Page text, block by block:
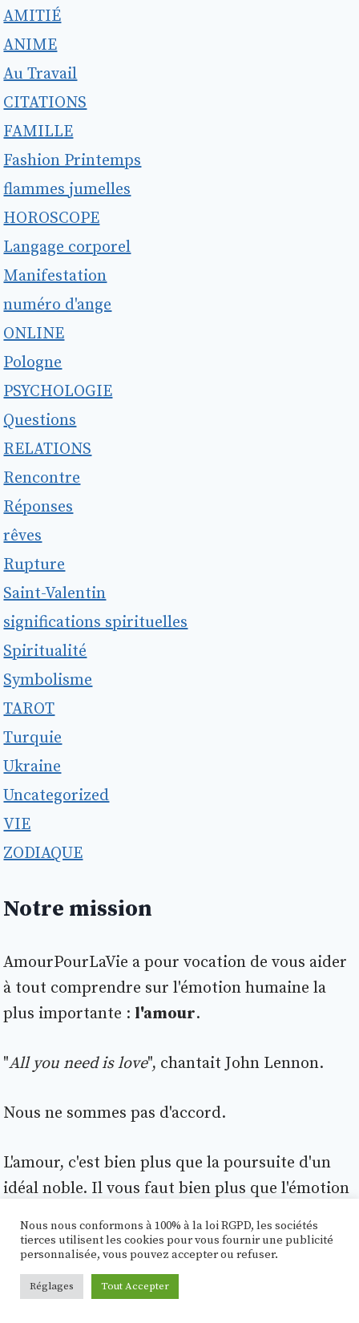
AMITIÉ
ANIME
Au Travail
CITATIONS
FAMILLE
Fashion Printemps
flammes jumelles
HOROSCOPE
Langage corporel
Manifestation
numéro d'ange
ONLINE
Pologne
PSYCHOLOGIE
Questions
RELATIONS
Rencontre
Réponses
rêves
Rupture
Saint-Valentin
significations spirituelles
Spiritualité
Symbolisme
TAROT
Turquie
Ukraine
Uncategorized
VIE
ZODIAQUE
Notre mission
AmourPourLaVie a pour vocation de vous aider
à tout comprendre sur l'émotion humaine la
plus importante : l'amour.
"All you need is love", chantait John Lennon.
Nous ne sommes pas d'accord.
L'amour, c'est bien plus que la poursuite d'un
idéal noble. Il vous faut bien plus que l'émotion
fonctionnent.
Nous pensons que vous devez combiner une
Nous nous conformons à 100% à la loi RGPD, les sociétés
tierces utilisent les cookies pour vous fournir une publicité
personnalisée, vous pouvez accepter ou refuser.
Réglages Tout Accepter